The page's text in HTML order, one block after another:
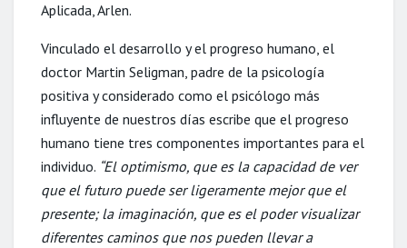
Aplicada, Arlen.
Vinculado el desarrollo y el progreso humano, el
doctor Martin Seligman, padre de la psicología
positiva y considerado como el psicólogo más
influyente de nuestros días escribe que el progreso
humano tiene tres componentes importantes para el
individuo. “El optimismo, que es la capacidad de ver
que el futuro puede ser ligeramente mejor que el
presente; la imaginación, que es el poder visualizar
diferentes caminos que nos pueden llevar a